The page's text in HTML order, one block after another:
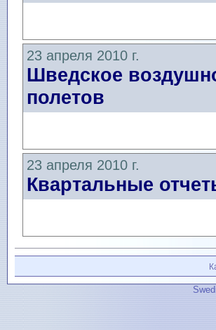
23 апреля 2010 г.
Шведское
полетов
23 апреля 2010 г.
Квартальные